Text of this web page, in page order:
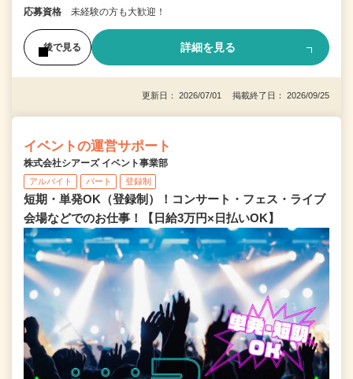
応募資格 未経験の方も大歓迎！
後で見る 詳細を見る
更新日： 2026/07/01 掲載終了日： 2026/09/25
イベントの運営サポート
株式会社シアーズ イベント事業部
アルバイト パート 登録制
短期・単発OK（登録制）！コンサート・フェス・ライブ
会場などでのお仕事！【日給3万円×日払いOK】